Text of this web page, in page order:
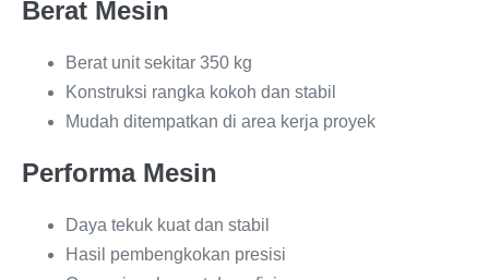
Berat Mesin
Berat unit sekitar 350 kg
Konstruksi rangka kokoh dan stabil
Mudah ditempatkan di area kerja proyek
Performa Mesin
Daya tekuk kuat dan stabil
Hasil pembengkokan presisi